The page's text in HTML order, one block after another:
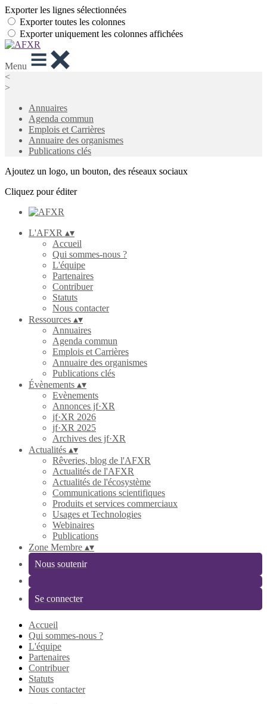
Exporter les lignes sélectionnées
Exporter toutes les colonnes
Exporter uniquement les colonnes affichées
Menu
<
>
Annuaires
Agenda commun
Emplois et Carrières
Annuaire des organismes
Publications clés
Ajoutez un logo, un bouton, des réseaux sociaux
Cliquez pour éditer
L'AFXR ▴▾
Accueil
Qui sommes-nous ?
L'équipe
Partenaires
Contribuer
Statuts
Nous contacter
Ressources ▴▾
Annuaires
Agenda commun
Emplois et Carrières
Annuaire des organismes
Publications clés
Évènements ▴▾
Evènements
Annonces jf·XR
jf·XR 2026
jf·XR 2025
Archives des jf·XR
Actualités ▴▾
Rêveries, blog de l'AFXR
Actualités de l'AFXR
Actualités de l'écosystème
Communications scientifiques
Produits et services commerciaux
Usages et Technologies
Webinaires
Publications
Zone Membre ▴▾
Nous soutenir
Se connecter
Accueil
Qui sommes-nous ?
L'équipe
Partenaires
Contribuer
Statuts
Nous contacter